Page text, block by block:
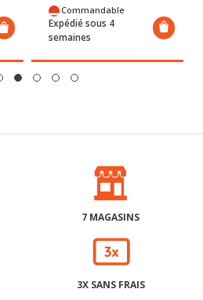
Commandable
Expédié sous 4
semaines
7 MAGASINS
3X SANS FRAIS